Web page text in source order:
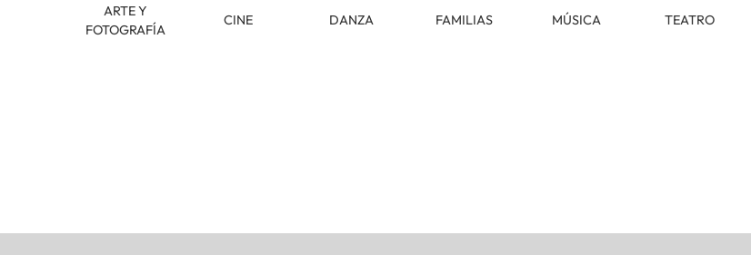
ARTE Y
FOTOGRAFÍA
CINE DANZA FAMILIAS MÚSICA TEATRO